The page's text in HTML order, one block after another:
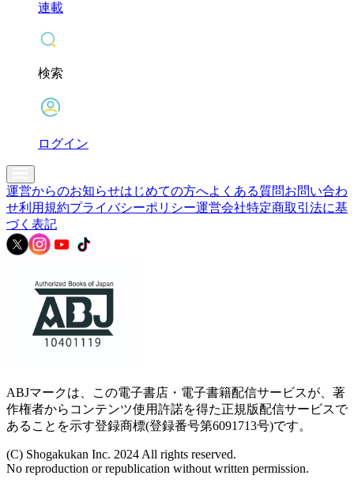
連載
検索
ログイン
運営からのお知らせはじめての方へよくある質問お問い合わ
せ利用規約プライバシーポリシー運営会社特定商取引法に基
づく表記
ABJマークは、この電子書店・電子書籍配信サービスが、著
作権者からコンテンツ使用許諾を得た正規版配信サービスで
あることを示す登録商標(登録番号第6091713号)です。
(C) Shogakukan Inc. 2024 All rights reserved.
No reproduction or republication without written permission.